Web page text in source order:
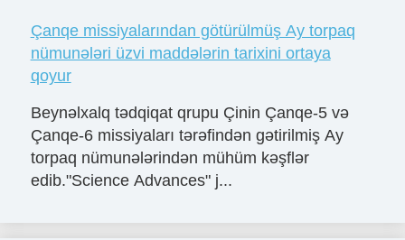
Çanqe missiyalarından götürülmüş Ay torpaq
nümunələri üzvi maddələrin tarixini ortaya
qoyur
Beynəlxalq tədqiqat qrupu Çinin Çanqe-5 və
Çanqe-6 missiyaları tərəfindən gətirilmiş Ay
torpaq nümunələrindən mühüm kəşflər
edib."Science Advances" j...